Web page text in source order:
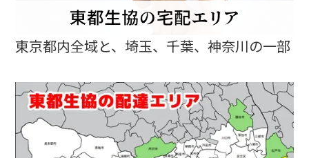
東京都内全域と、埼玉、千葉、神奈川の一部